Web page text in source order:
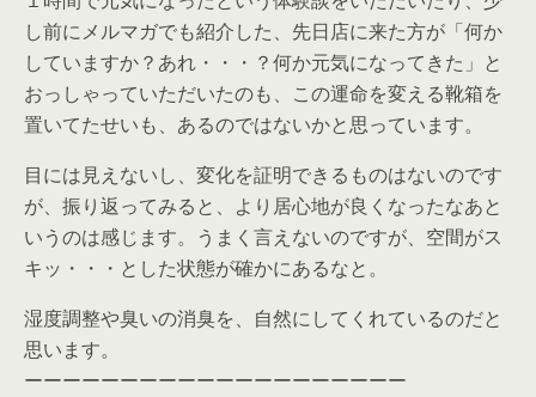
し前にメルマガでも紹介した、先日店に来た方が「何か
していますか？あれ・・・？何か元気になってきた」と
おっしゃっていただいたのも、この運命を変える靴箱を
置いてたせいも、あるのではないかと思っています。
目には見えないし、変化を証明できるものはないのです
が、振り返ってみると、より居心地が良くなったなあと
いうのは感じます。うまく言えないのですが、空間がス
キッ・・・とした状態が確かにあるなと。
湿度調整や臭いの消臭を、自然にしてくれているのだと
思います。
ーーーーーーーーーーーーーーーーーーーー